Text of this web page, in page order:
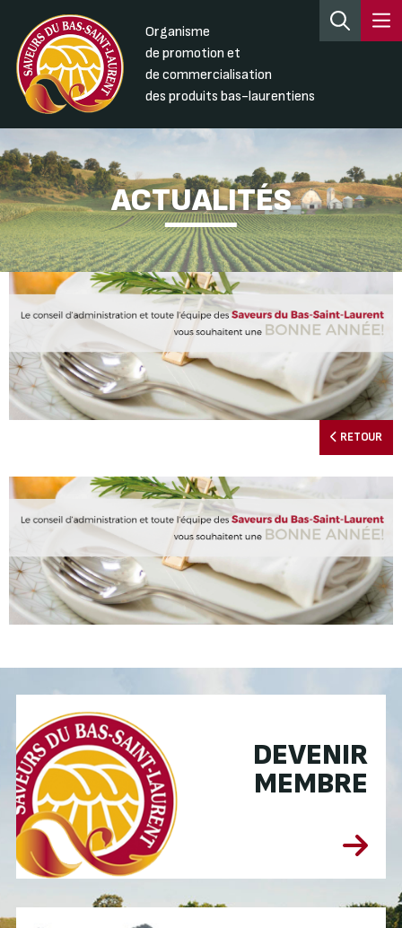
Organisme
de promotion et
de commercialisation
des produits bas-laurentiens
ACTUALITÉS
RETOUR
DEVENIR
MEMBRE